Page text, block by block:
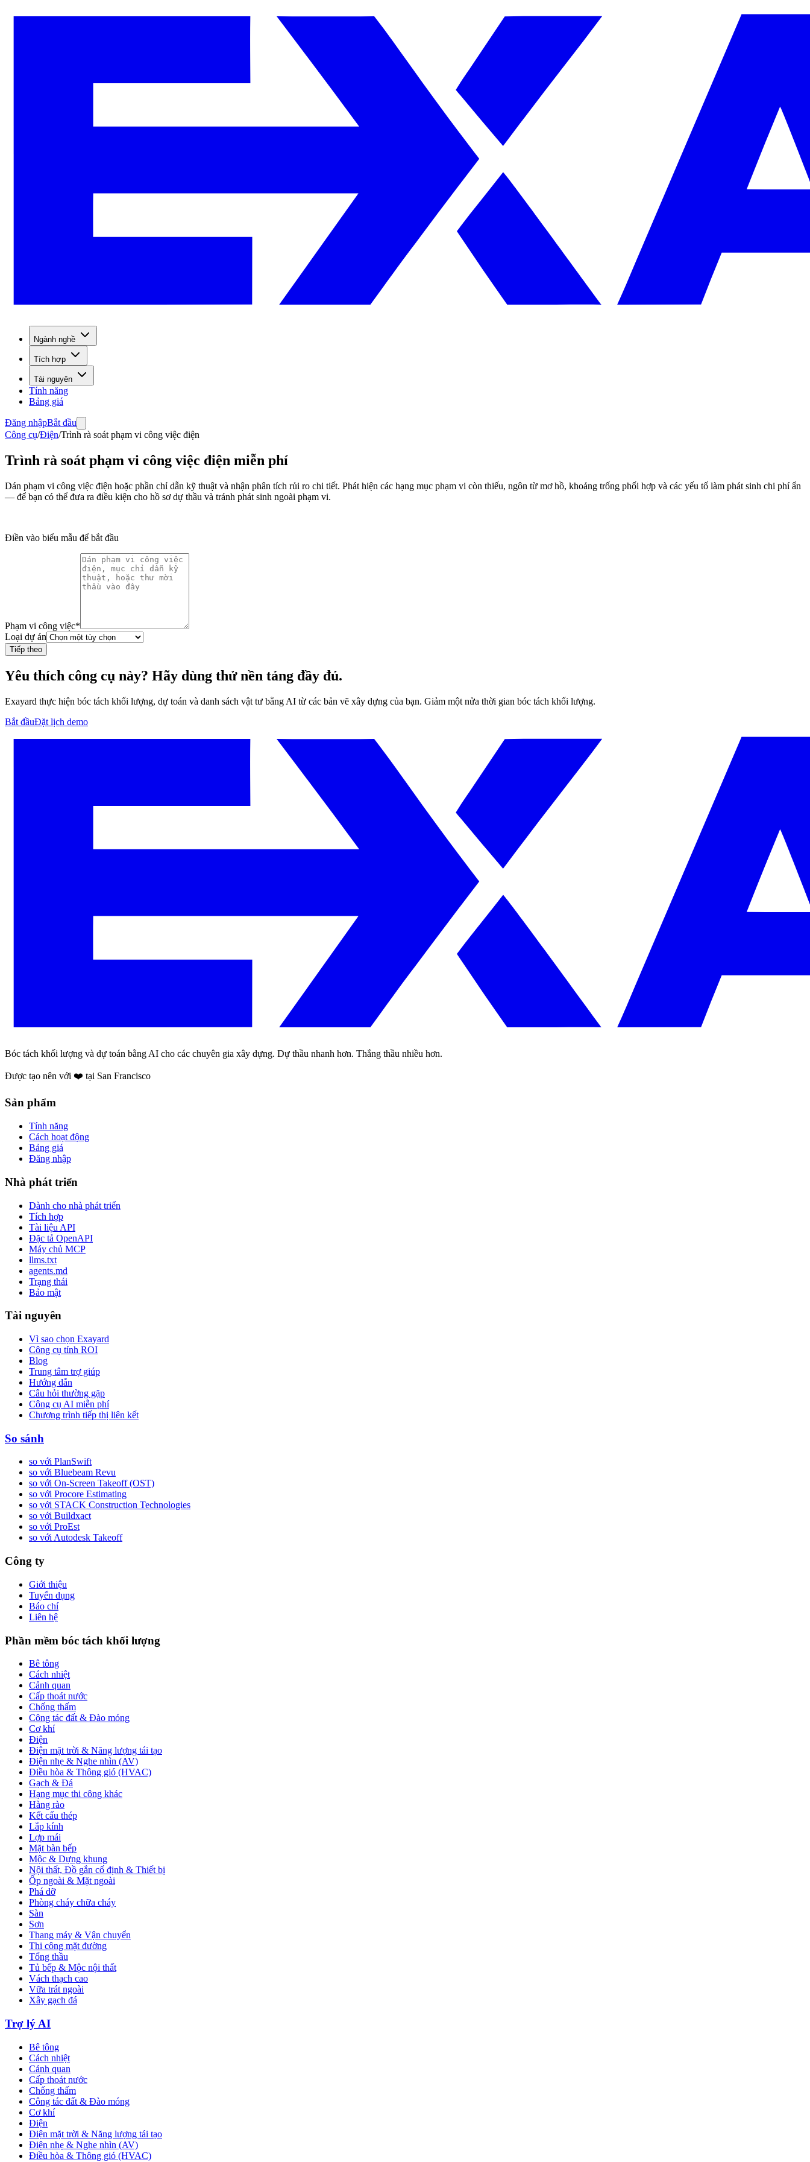
Ngành nghề
Tích hợp
Tài nguyên
Tính năng
Bảng giá
Đăng nhậpBắt đầu
Công cụ/Điện/Trình rà soát phạm vi công việc điện
Trình rà soát phạm vi công việc điện miễn phí
Dán phạm vi công việc điện hoặc phần chỉ dẫn kỹ thuật và nhận phân tích rủi ro chi tiết. Phát hiện các hạng mục phạm vi còn thiếu, ngôn từ mơ hồ, khoảng trống phối hợp và các yếu tố làm phát sinh chi phí ẩn
— để bạn có thể đưa ra điều kiện cho hồ sơ dự thầu và tránh phát sinh ngoài phạm vi.
Điền vào biểu mẫu để bắt đầu
Phạm vi công việc*
Loại dự án
Tiếp theo
Yêu thích công cụ này? Hãy dùng thử nền tảng đầy đủ.
Exayard thực hiện bóc tách khối lượng, dự toán và danh sách vật tư bằng AI từ các bản vẽ xây dựng của bạn. Giảm một nửa thời gian bóc tách khối lượng.
Bắt đầuĐặt lịch demo
Bóc tách khối lượng và dự toán bằng AI cho các chuyên gia xây dựng. Dự thầu nhanh hơn. Thắng thầu nhiều hơn.
Được tạo nên với ❤️ tại San Francisco
Sản phẩm
Tính năng
Cách hoạt động
Bảng giá
Đăng nhập
Nhà phát triển
Dành cho nhà phát triển
Tích hợp
Tài liệu API
Đặc tả OpenAPI
Máy chủ MCP
llms.txt
agents.md
Trạng thái
Bảo mật
Tài nguyên
Vì sao chọn Exayard
Công cụ tính ROI
Blog
Trung tâm trợ giúp
Hướng dẫn
Câu hỏi thường gặp
Công cụ AI miễn phí
Chương trình tiếp thị liên kết
So sánh
so với PlanSwift
so với Bluebeam Revu
so với On-Screen Takeoff (OST)
so với Procore Estimating
so với STACK Construction Technologies
so với Buildxact
so với ProEst
so với Autodesk Takeoff
Công ty
Giới thiệu
Tuyển dụng
Báo chí
Liên hệ
Phần mềm bóc tách khối lượng
Bê tông
Cách nhiệt
Cảnh quan
Cấp thoát nước
Chống thấm
Công tác đất & Đào móng
Cơ khí
Điện
Điện mặt trời & Năng lượng tái tạo
Điện nhẹ & Nghe nhìn (AV)
Điều hòa & Thông gió (HVAC)
Gạch & Đá
Hạng mục thi công khác
Hàng rào
Kết cấu thép
Lắp kính
Lợp mái
Mặt bàn bếp
Mộc & Dựng khung
Nội thất, Đồ gắn cố định & Thiết bị
Ốp ngoài & Mặt ngoài
Phá dỡ
Phòng cháy chữa cháy
Sàn
Sơn
Thang máy & Vận chuyển
Thi công mặt đường
Tổng thầu
Tủ bếp & Mộc nội thất
Vách thạch cao
Vữa trát ngoài
Xây gạch đá
Trợ lý AI
Bê tông
Cách nhiệt
Cảnh quan
Cấp thoát nước
Chống thấm
Công tác đất & Đào móng
Cơ khí
Điện
Điện mặt trời & Năng lượng tái tạo
Điện nhẹ & Nghe nhìn (AV)
Điều hòa & Thông gió (HVAC)